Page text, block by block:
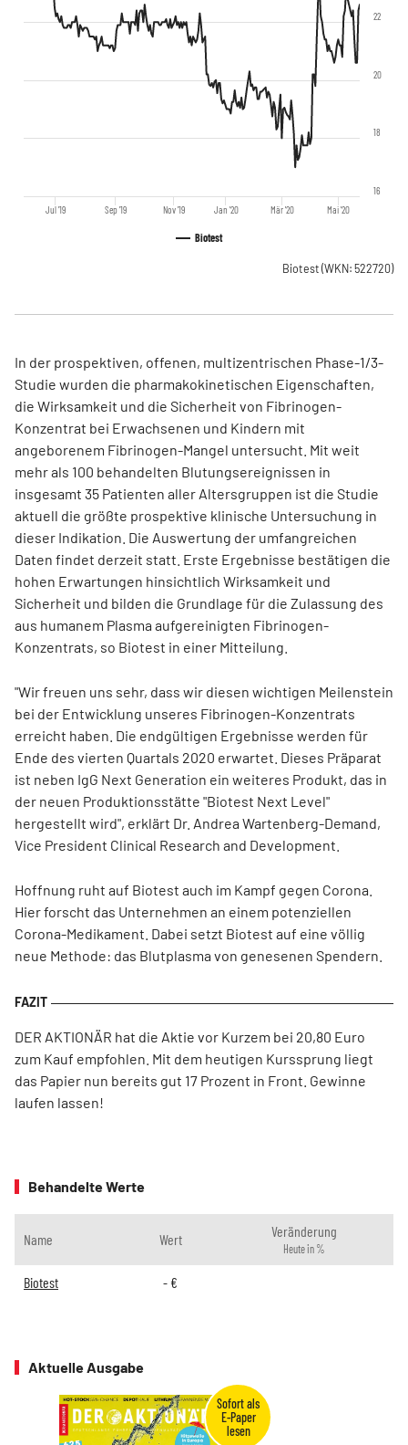
Biotest
Jul '19 Sep '19 Nov '19 Jan '20 Mär '20 Mai '20
16
18
20
22
Biotest (WKN: 522720)
In der prospektiven, offenen, multizentrischen Phase-1/3-
Studie wurden die pharmakokinetischen Eigenschaften,
die Wirksamkeit und die Sicherheit von Fibrinogen-
Konzentrat bei Erwachsenen und Kindern mit
angeborenem Fibrinogen-Mangel untersucht. Mit weit
mehr als 100 behandelten Blutungsereignissen in
insgesamt 35 Patienten aller Altersgruppen ist die Studie
aktuell die größte prospektive klinische Untersuchung in
dieser Indikation. Die Auswertung der umfangreichen
Daten findet derzeit statt. Erste Ergebnisse bestätigen die
hohen Erwartungen hinsichtlich Wirksamkeit und
Sicherheit und bilden die Grundlage für die Zulassung des
aus humanem Plasma aufgereinigten Fibrinogen-
Konzentrats, so Biotest in einer Mitteilung.
"Wir freuen uns sehr, dass wir diesen wichtigen Meilenstein
bei der Entwicklung unseres Fibrinogen-Konzentrats
erreicht haben. Die endgültigen Ergebnisse werden für
Ende des vierten Quartals 2020 erwartet. Dieses Präparat
ist neben IgG Next Generation ein weiteres Produkt, das in
der neuen Produktionsstätte "Biotest Next Level"
hergestellt wird", erklärt Dr. Andrea Wartenberg-Demand,
Vice President Clinical Research and Development.
Hoffnung ruht auf Biotest auch im Kampf gegen Corona.
Hier forscht das Unternehmen an einem potenziellen
Corona-Medikament. Dabei setzt Biotest auf eine völlig
neue Methode: das Blutplasma von genesenen Spendern.
DER AKTIONÄR hat die Aktie vor Kurzem bei 20,80 Euro
zum Kauf empfohlen. Mit dem heutigen Kurssprung liegt
das Papier nun bereits gut 17 Prozent in Front. Gewinne
laufen lassen!
Behandelte Werte
Name Wert Veränderung
Heute in %
Biotest - €
Aktuelle Ausgabe